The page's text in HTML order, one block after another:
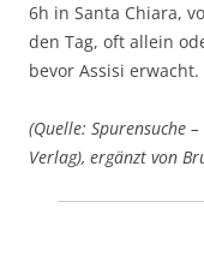
6h in San­ta Chia­ra,
den Tag, oft allein
bevor Assi­si erwacht.
(Quel­le: Spu­ren­su­che
Ver­lag), ergänzt von